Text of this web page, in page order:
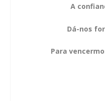
A
Dá-nos
Para